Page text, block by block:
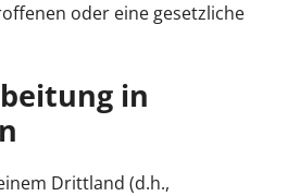
oder eine gesetzliche
in
Drittland (d.h.,